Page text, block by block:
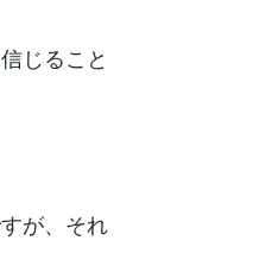
じること
が、それ